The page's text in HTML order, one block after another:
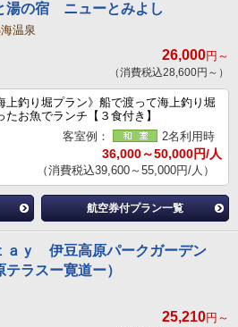
の宿 ニューとみよし
温泉
26,000円～
（消費税込28,600円～）
上釣り堀プラン》船で渡って海上釣り堀
たお魚でランチ【３食付き】
客室例：
2名利用時
36,000～50,000円/人
（消費税込39,600～55,000円/人）
航空券付プラン一覧
ａｙ 伊豆高原パークガーデン
ラスー寛道ー）
25,210円～